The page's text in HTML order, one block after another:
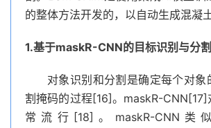
的整体方法开发的，以自动生成混凝
1.基于maskR-CNN的目标识别与分割
对象识别和分割是确定每个对象
割掩码的过程[16]。maskR-CNN[17]
常流行[18]。maskR-CNN类